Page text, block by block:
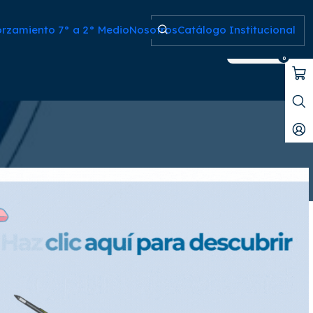
7° a 2° MedioNosotrosCatálogo Institucional
0
Filtros